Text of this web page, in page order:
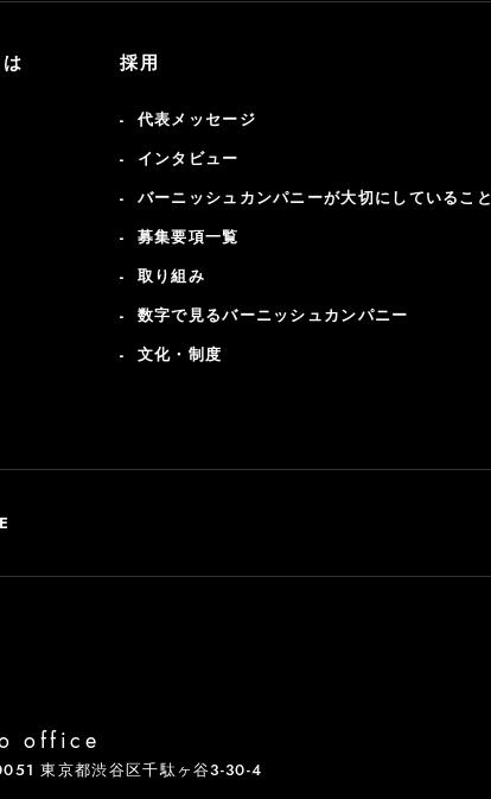
採用
代表メッセージ
インタビュー
バーニッシュカンパニーが大切にしていること
募集要項一覧
取り組み
数字で見るバーニッシュカンパニー
文化・制度
office
東京都渋谷区千駄ヶ谷3-30-4